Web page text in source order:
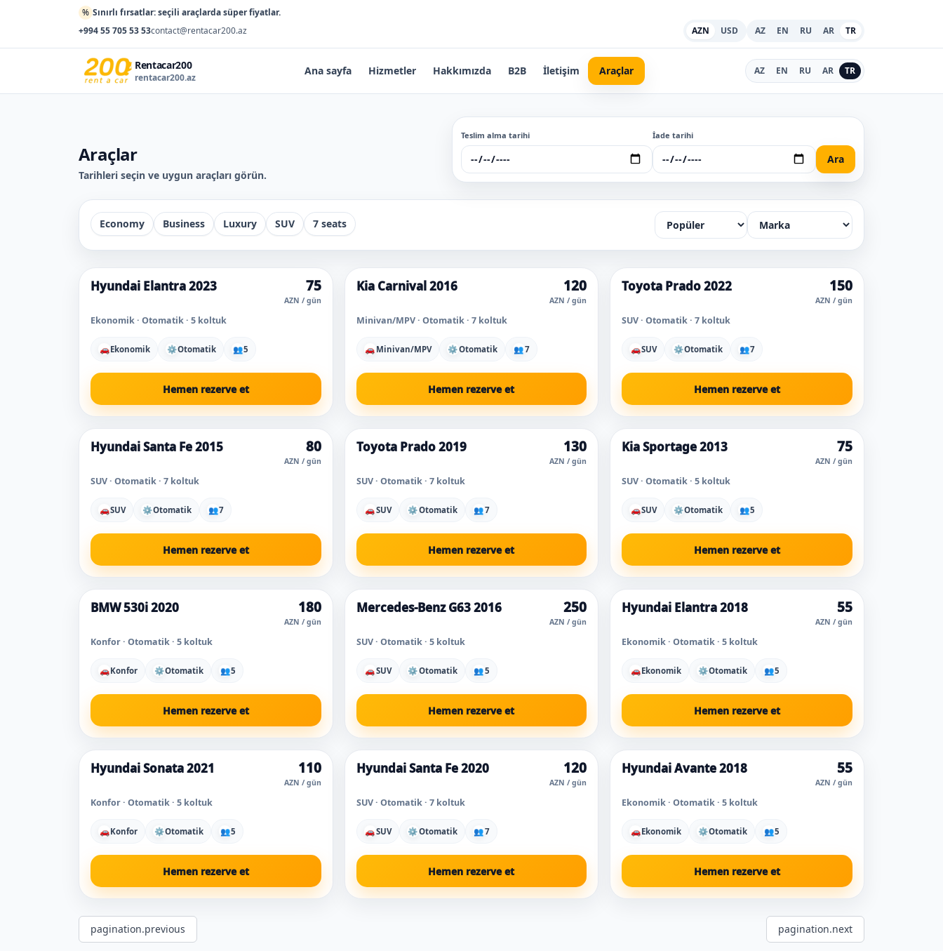
% Sınırlı fırsatlar: seçili araçlarda süper fiyatlar.
+994 55 705 53 53contact@rentacar200.az AZN USD AZ EN RU AR TR
Rentacar200
rentacar200.az
Ana sayfa Hizmetler Hakkımızda B2B İletişim Araçlar AZ EN RU AR TR
Araçlar
Tarihleri seçin ve uygun araçları görün.
Teslim alma tarihi İade tarihi
Ara
Economy Business Luxury SUV 7 seats
Süper fiyat En çok seçilen
Hyundai Elantra 2023 75
AZN / gün
Ekonomik · Otomatik · 5 koltuk
🚗Ekonomik ⚙Otomatik 👥5
Hemen rezerve et
Kia Carnival 2016 120
AZN / gün
Minivan/MPV · Otomatik · 7 koltuk
🚗 Minivan/MPV ⚙Otomatik 👥7
Hemen rezerve et
Toyota Prado 2022 150
AZN / gün
SUV · Otomatik · 7 koltuk
🚗SUV ⚙Otomatik 👥7
Hemen rezerve et
Hyundai Santa Fe 2015 80
AZN / gün
SUV · Otomatik · 7 koltuk
🚗SUV ⚙Otomatik 👥7
Hemen rezerve et
Toyota Prado 2019 130
AZN / gün
SUV · Otomatik · 7 koltuk
🚗SUV ⚙Otomatik 👥7
Hemen rezerve et
Kia Sportage 2013 75
AZN / gün
SUV · Otomatik · 5 koltuk
🚗SUV ⚙Otomatik 👥5
Hemen rezerve et
BMW 530i 2020 180
AZN / gün
Konfor · Otomatik · 5 koltuk
🚗Konfor ⚙Otomatik 👥5
Hemen rezerve et
Mercedes-Benz G63 2016 250
AZN / gün
SUV · Otomatik · 5 koltuk
🚗SUV ⚙Otomatik 👥5
Hemen rezerve et
Süper fiyat Bugün popüler
Hyundai Elantra 2018 55
AZN / gün
Ekonomik · Otomatik · 5 koltuk
🚗Ekonomik ⚙Otomatik 👥5
Hemen rezerve et
Bugün popüler
Hyundai Sonata 2021 110
AZN / gün
Konfor · Otomatik · 5 koltuk
🚗Konfor ⚙Otomatik 👥5
Hemen rezerve et
Hyundai Santa Fe 2020 120
AZN / gün
SUV · Otomatik · 7 koltuk
🚗SUV ⚙Otomatik 👥7
Hemen rezerve et
Hyundai Avante 2018 55
AZN / gün
Ekonomik · Otomatik · 5 koltuk
🚗Ekonomik ⚙Otomatik 👥5
Hemen rezerve et
pagination.previous pagination.next